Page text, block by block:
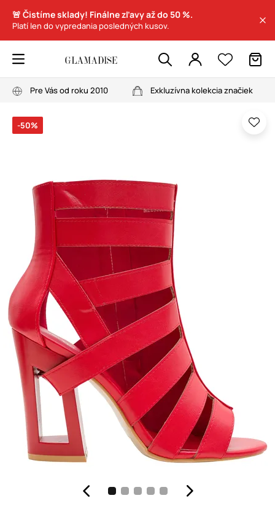
🚨 Čistíme sklady! Finálne zľavy až do 50 %.
Platí len do vypredania posledných kusov.
Pre Vás od roku 2010 Exkluzívna kolekcia značiek
-50%